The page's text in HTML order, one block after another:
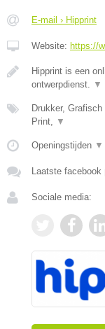
E-mail › Hipprint
Website: https://
Hipprint is een
ontwerpdienst.
▼
Drukker,
Print,
▼
Openingstijden ▼
Laatste facebook
Sociale media: